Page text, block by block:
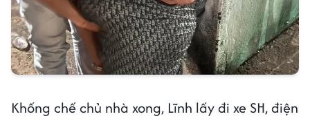
Khống chế chủ nhà xong, Lĩnh lấy đi xe SH, điện